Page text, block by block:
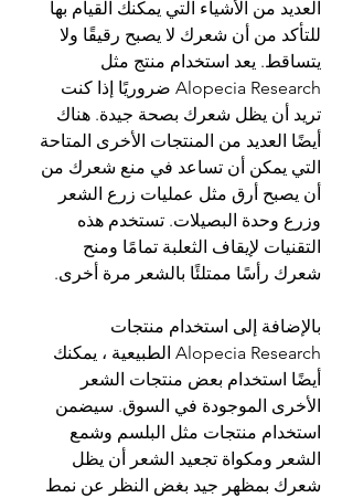
العديد من الأشياء التي يمكنك القيام بها
للتأكد من أن شعرك لا يصبح رقيقًا ولا
يتساقط. يعد استخدام منتج مثل
Alopecia Research ضروريًا إذا كنت
تريد أن يظل شعرك بصحة جيدة. هناك
أيضًا العديد من المنتجات الأخرى المتاحة
التي يمكن أن تساعد في منع شعرك من
أن يصبح أرق مثل عمليات زرع الشعر
وزرع وحدة البصيلات. تستخدم هذه
التقنيات لإيقاف الثعلبة تمامًا ومنح
شعرك رأسًا ممتلئًا بالشعر مرة أخرى.
بالإضافة إلى استخدام منتجات
Alopecia Research الطبيعية ، يمكنك
أيضًا استخدام بعض منتجات الشعر
الأخرى الموجودة في السوق. سيضمن
استخدام منتجات مثل البلسم وشمع
الشعر ومكواة تجعيد الشعر أن يظل
شعرك بمظهر جيد بغض النظر عن نمط